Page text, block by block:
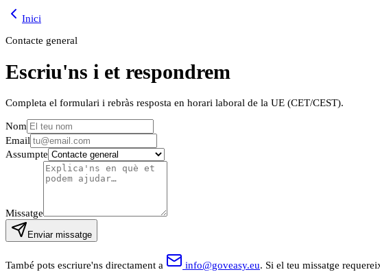
Inici
Contacte general
Escriu'ns i et respondrem
Completa el formulari i rebràs resposta en horari laboral de la UE (CET/CEST).
Nom
Email
Assumpte
Missatge
Enviar missatge
També pots escriure'ns directament a info@goveasy.eu. Si el teu missatge